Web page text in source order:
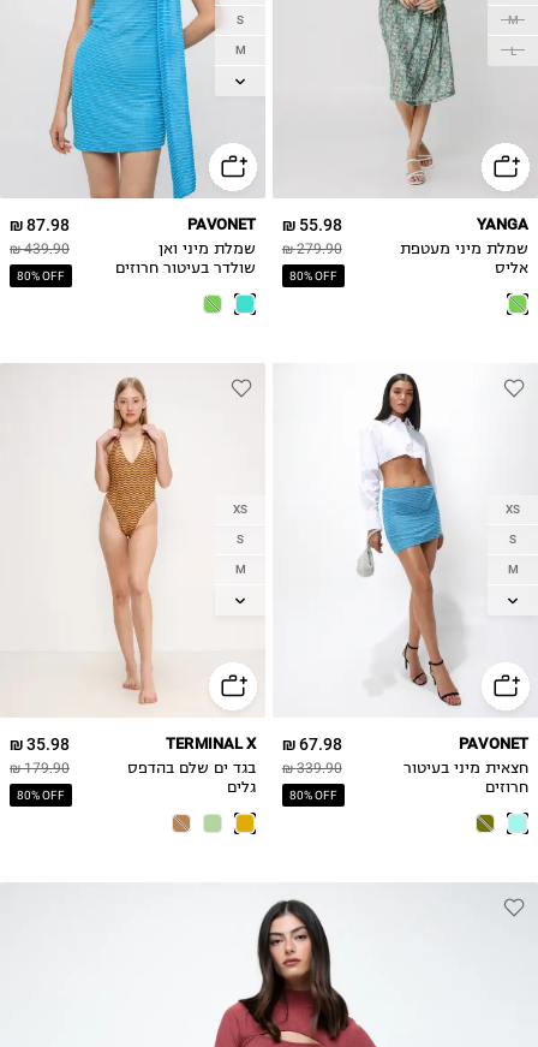
M
L
55.98 ₪
279.90 ₪
80% OFF
YANGA
שמלת מיני מעטפת
אליס
S
M
L
87.98 ₪
439.90 ₪
80% OFF
PAVONET
שמלת מיני ואן
שולדר בעיטור חרוזים
XS
S
M
L
67.98 ₪
339.90 ₪
80% OFF
PAVONET
חצאית מיני בעיטור
חרוזים
XS
S
M
L
35.98 ₪
179.90 ₪
80% OFF
TERMINAL X
בגד ים שלם בהדפס
גלים